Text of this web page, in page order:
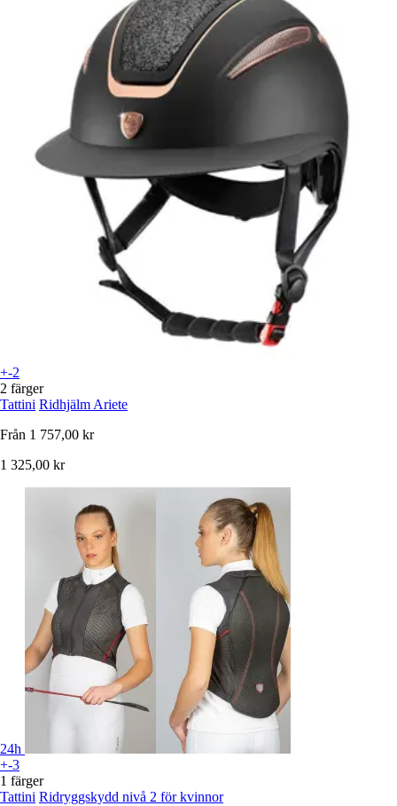
+-2
2 färger
Tattini Ridhjälm Ariete
Från 1 757,00 kr
1 325,00 kr
24h
+-3
1 färger
Tattini Ridryggskydd nivå 2 för kvinnor